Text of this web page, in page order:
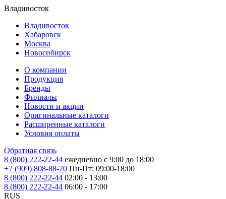
Владивосток
Владивосток
Хабаровск
Москва
Новосибирск
О компании
Продукция
Бренды
Филиалы
Новости и акции
Оригинальные каталоги
Расширенные каталоги
Условия оплаты
Обратная связь
8 (800) 222-22-44 ежедневно с 9:00 до 18:00
+7 (909) 808-88-70 Пн-Пт: 09:00-18:00
8 (800) 222-22-44 02:00 - 13:00
8 (800) 222-22-44 06:00 - 17:00
RUS